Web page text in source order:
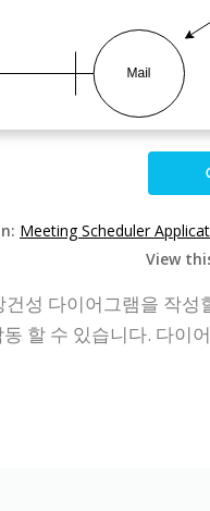
Meeting Scheduler
View
성 다이어그램을 작
할 수 있습니다. 다이